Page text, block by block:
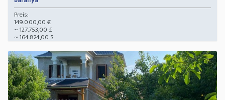
Preis:
149.000,00 €
~ 127.753,00 £
~ 164.824,00 $